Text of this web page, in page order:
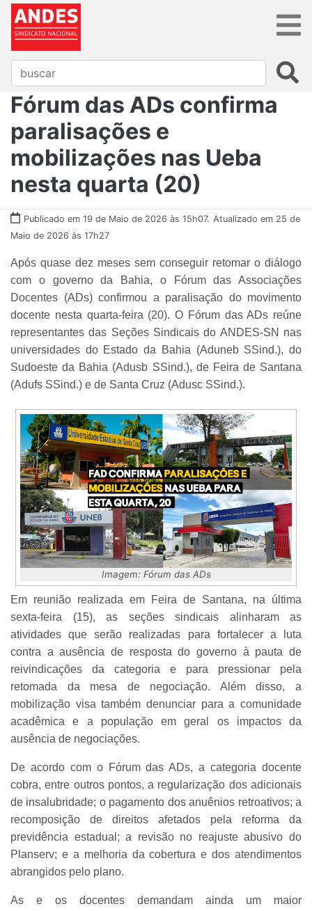
Fórum das ADs confirma
paralisações e
mobilizações nas Ueba
nesta quarta (20)
Publicado em 19 de Maio de 2026 às 15h07. Atualizado em 25 de
Maio de 2026 às 17h27
Após quase dez meses sem conseguir retomar o diálogo
com o governo da Bahia, o Fórum das Associações
Docentes (ADs) confirmou a paralisação do movimento
docente nesta quarta-feira (20). O Fórum das ADs reúne
representantes das Seções Sindicais do ANDES-SN nas
universidades do Estado da Bahia (Aduneb SSind.), do
Sudoeste da Bahia (Adusb SSind.), de Feira de Santana
(Adufs SSind.) e de Santa Cruz (Adusc SSind.).
Imagem: Fórum das ADs
Em reunião realizada em Feira de Santana, na última
sexta-feira (15), as seções sindicais alinharam as
atividades que serão realizadas para fortalecer a luta
contra a ausência de resposta do governo à pauta de
reivindicações da categoria e para pressionar pela
retomada da mesa de negociação. Além disso, a
mobilização visa também denunciar para a comunidade
acadêmica e a população em geral os impactos da
ausência de negociações.
De acordo com o Fórum das ADs, a categoria docente
cobra, entre outros pontos, a regularização dos adicionais
de insalubridade; o pagamento dos anuênios retroativos; a
recomposição de direitos afetados pela reforma da
previdência estadual; a revisão no reajuste abusivo do
Planserv; e a melhoria da cobertura e dos atendimentos
abrangidos pelo plano.
As e os docentes demandam ainda um maior